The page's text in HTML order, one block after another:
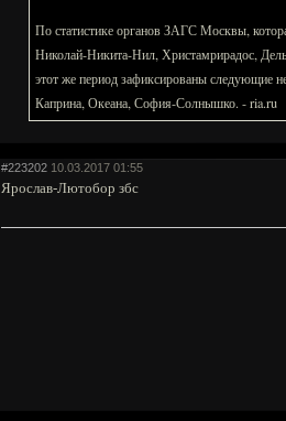
По статистике органов ЗАГС Москвы,
Николай-Никита-Нил, Христамрирадос,
этот же период зафиксированы следующие
Каприна, Океана, София-Солнышко. - ria.ru
#223202 10.03.2017 01:55
Ярослав-Лютобор збс